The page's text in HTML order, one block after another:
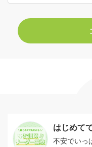
はじめて
不安でいっ